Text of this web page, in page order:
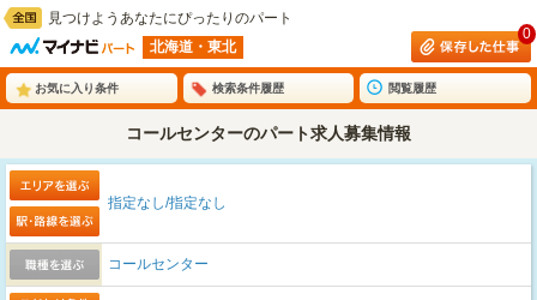
見つけようあなたにぴったりのパート
北海道・東北
0
お気に入り条件 検索条件履歴 閲覧履歴
コールセンターのパート求人募集情報
指定なし/指定なし
コールセンター